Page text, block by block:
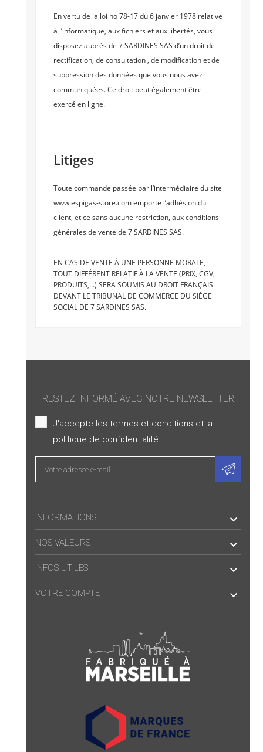
En vertu de la loi no 78-17 du 6 janvier 1978 relative
à l’informatique, aux fichiers et aux libertés, vous
disposez auprès de 7 SARDINES SAS d’un droit de
rectification, de consultation , de modification et de
suppression des données que vous nous avez
communiquées. Ce droit peut également être
exercé en ligne.
Litiges
Toute commande passée par l’intermédiaire du site
www.espigas-store.com emporte l’adhésion du
client, et ce sans aucune restriction, aux conditions
générales de vente de 7 SARDINES SAS.
EN CAS DE VENTE À UNE PERSONNE MORALE,
TOUT DIFFÉRENT RELATIF À LA VENTE (PRIX, CGV,
PRODUITS,...) SERA SOUMIS AU DROIT FRANÇAIS
DEVANT LE TRIBUNAL DE COMMERCE DU SIÈGE
SOCIAL DE 7 SARDINES SAS.
RESTEZ INFORMÉ AVEC NOTRE NEWSLETTER
J'accepte les termes et conditions et la
politique de confidentialité
INFORMATIONS 
NOS VALEURS 
INFOS UTILES 
VOTRE COMPTE 